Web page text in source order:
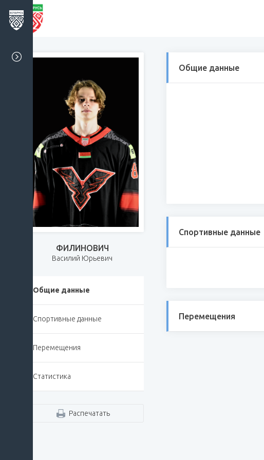
ФИЛИНОВИЧ
Василий Юрьевич
Общие данные
Спортивные данные
Перемещения
Статистика
Распечатать
Общие данные
Спортивные данные
Перемещения